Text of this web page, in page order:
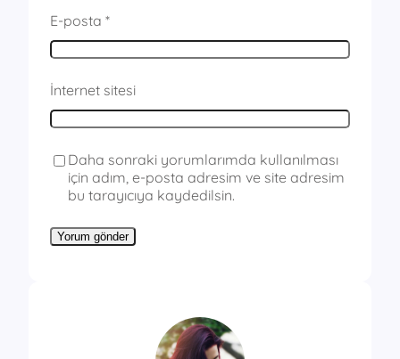
E-posta *
İnternet sitesi
Daha sonraki yorumlarımda kullanılması
için adım, e-posta adresim ve site adresim
bu tarayıcıya kaydedilsin.